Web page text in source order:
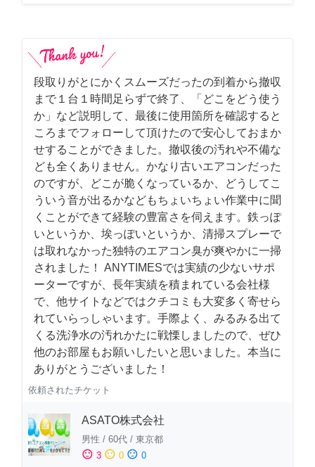
段取りがとにかくスムーズだったの到着から撤収
まで１台１時間足らずで終了、「どこをどう使う
か」など説明して、最後に使用箇所を確認すると
ころまでフォローして頂けたので安心しておまか
せすることができました。撤収後の汚れや不備な
ども全くありません。かなり古いエアコンだった
のですが、どこが脆くなっているか、どうしてこ
ういう音が出るかなどもちょいちょい作業中に聞
くことができて経験の豊富さを伺えます。鉄っぽ
いというか、埃っぽいというか、清掃スプレーで
は取れなかった独特のエアコン臭が爽やかに一掃
されました！ ANYTIMESでは実績の少ないサポ
ーターですが、長年実績を積まれている会社様
で、他サイトなどではクチコミも大変多く寄せら
れていらっしゃいます。手際よく、みるみる出て
くる洗浄水の汚れかたに戦慄しましたので、ぜひ
他のお部屋もお願いしたいと思いました。本当に
ありがとうございました！
依頼されたチケット
ASATO株式会社
男性 / 60代 / 東京都
sentiment_satisfied 3 sentiment_neutral 0 sentiment_dissatisfied 0